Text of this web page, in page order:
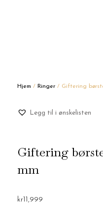
Hjem / Ringer / Giftering
Legg til i ønskelisten
Giftering
mm
kr 11,999